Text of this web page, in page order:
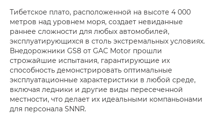
Тибетское плато, расположенной на высоте 4 000
метров над уровнем моря, создает невиданные
раннее сложности для любых автомобилей,
эксплуатирующихся в столь экстремальных условиях.
Внедорожники GS8 от GAC Motor прошли
строжайшие испытания, гарантирующие их
способность демонстрировать оптимальные
эксплуатационные характеристики в любой среде,
включая ледники и другие виды пересеченной
местности, что делает их идеальными компаньонами
для персонала SNNR.